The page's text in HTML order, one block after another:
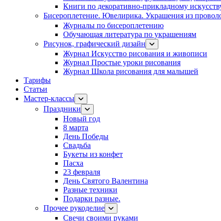
Книги по декоративно-прикладному
Бисероплетение. Ювелирика. Украшения из
Журналы по бисероплетению
Обучающая литература по украшениям
Рисунок, графический дизайн
Журнал Искусство рисования и живописи
Журнал Простые уроки рисования
Журнал Школа рисования для малышей
Тарифы
Статьи
Мастер-классы
Праздники
Новый год
8 марта
День Победы
Свадьба
Букеты из конфет
Пасха
23 февраля
День Святого Валентина
Разные техники
Подарки разные.
Прочее рукоделие
Свечи своими руками